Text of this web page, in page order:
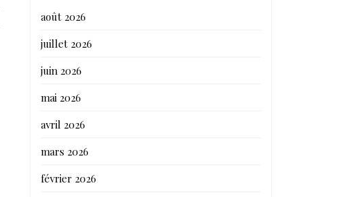
août 2026
juillet 2026
juin 2026
mai 2026
avril 2026
mars 2026
février 2026